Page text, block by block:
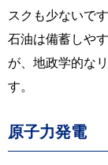
スクも少ないで
石油は備蓄しや
が、地政学的な
す。
原子力発電